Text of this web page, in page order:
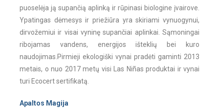
puoselėja ją supančią aplinką ir rūpinasi biologine įvairove.
Ypatingas dėmesys ir priežiūra yra skiriami vynuogynui,
dirvožemiui ir visai vyninę supančiai aplinkai. Sąmoningai
ribojamas vandens, energijos išteklių bei kuro
naudojimas.Pirmieji ekologiški vynai pradėti gaminti 2013
metais, o nuo 2017 metų visi Las Niñas produktai ir vynai
turi Ecocert sertifikatą.
Apaltos Magija